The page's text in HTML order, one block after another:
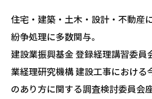
住宅・建築・土木・設計・不動産
紛争処理に多数関与。
建設業振興基金 登録経理講習委員
業経理研究機構 建設工事における
のあり方に関する調査検討委員会